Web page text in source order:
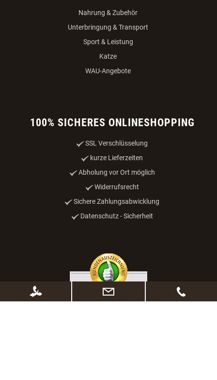
Nahrung & Zubehör
Unterbringung & Transport
Sport & Leistung
Katze
WAU-Angebote
100% SICHERES ONLINESHOPPING
SSL Verschlüsselung
kurze Lieferzeiten
Abholung vor Ort möglich
Widerrufsrecht
Sichere Zahlungsabwicklung
Datenschutz - Sicherheit